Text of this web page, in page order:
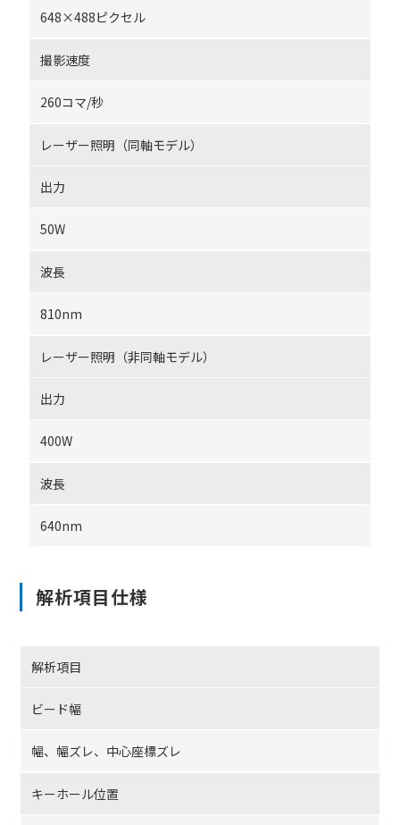
648×488ピクセル
撮影速度
260コマ/秒
レーザー照明（同軸モデル）
出力
50W
波長
810nm
レーザー照明（非同軸モデル）
出力
400W
波長
640nm
解析項目仕様
解析項目
ビード幅
幅、幅ズレ、中心座標ズレ
キーホール位置